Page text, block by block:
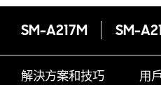
SM-A217M SM-
解決方案和技巧 用